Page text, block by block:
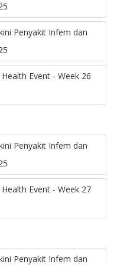
Penyakit Infem dan
Event - Week 26
Penyakit Infem dan
Event - Week 27
Penyakit Infem dan